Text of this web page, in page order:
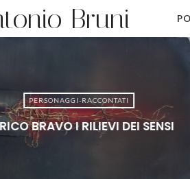
Bruni
PERSONAGGI-RACCONTATI
BRAVO I RILIEVI DEI SENSI